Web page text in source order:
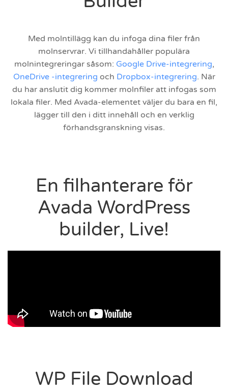
Med molntillägg kan du infoga dina filer från
molnservrar. Vi tillhandahåller populära
molnintegreringar såsom: Google Drive-integrering,
OneDrive -integrering och Dropbox-integrering. När
du har anslutit dig kommer molnfiler att infogas som
lokala filer. Med Avada-elementet väljer du bara en fil,
lägger till den i ditt innehåll och en verklig
förhandsgranskning visas.
En filhanterare för
Avada WordPress
builder, Live!
WP File Download